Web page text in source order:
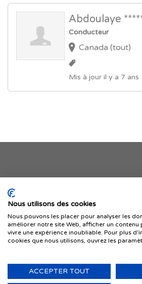
Abdoulaye
Conducteur
Canada (tout)
Mis à jour il y a 7 ans
Je publie mon
© 1999-2026 IMMIGRER.COM INC. —
Nous utilisons des cookies
Nous pouvons les placer pour analyser les
améliorer notre site Web, afficher un contenu
vivre une expérience inoubliable. Pour plus
cookies que nous utilisons, ouvrez les
ACCEPTER TOUT